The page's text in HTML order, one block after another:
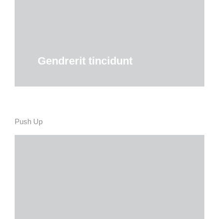
Gendrerit tincidunt
Push Up